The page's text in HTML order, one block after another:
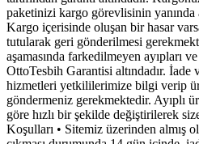
paketinizi kargo görevlisinin
Kargo içerisinde oluşan bir hasar
tutularak geri gönderilmesi
aşamasında farkedilmeyen ayıpları
OttoTesbih Garantisi altındadır. İade
hizmetleri yetkililerimize bilgi verip
göndermeniz gerekmektedir. Ayıplı
göre hızlı bir şekilde değiştirilerek
Koşulları • Sitemiz üzerinden almış